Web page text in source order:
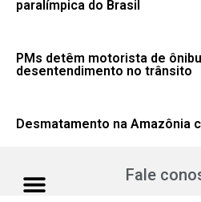
paralímpica do Brasil
PMs detêm motorista de
desentendimento no trânsito
Desmatamento na Amazônia
Fale